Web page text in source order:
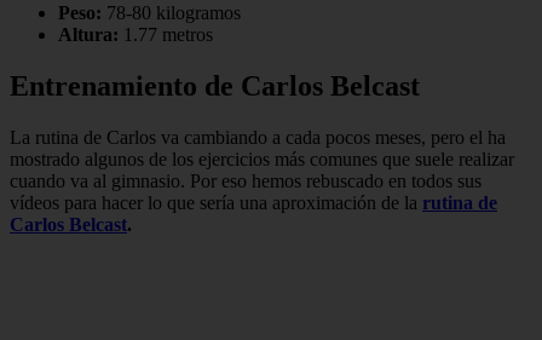
Peso: 78-80 kilogramos
Altura: 1.77 metros
Entrenamiento de Carlos Belcast
La rutina de Carlos va cambiando a cada pocos meses, pero el ha
mostrado algunos de los ejercicios más comunes que suele realizar
cuando va al gimnasio. Por eso hemos rebuscado en todos sus
vídeos para hacer lo que sería una aproximación de la rutina de
Carlos Belcast.